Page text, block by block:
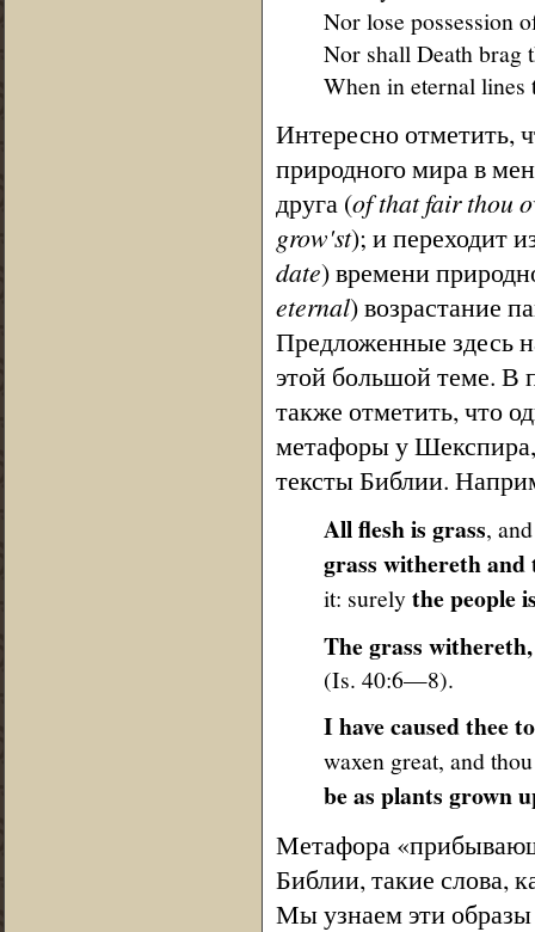
Nor lose possession
Nor shall Death brag
When in eternal lines
Интересно отметить,
природного мира в
друга (of that fair thou
grow'st); и переходит
date) времени
eternal) возрастание
Предложенные здесь
этой большой теме. В
также отметить, что
метафоры у
тексты Библии.
All flesh is grass,
grass withereth and
it: surelythe people
The grass
(Is. 40:6—8).
I have caused thee
waxen great, and
be as plants grown
Метафора
Библии, такие слова,
Мы узнаем эти